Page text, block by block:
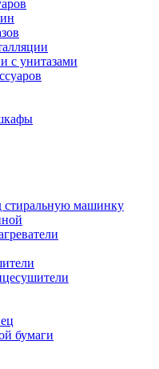
с унитазами
стиральную машинку
бумаги